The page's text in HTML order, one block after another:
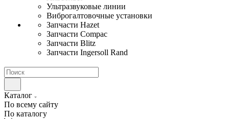
Ультразвуковые линии
Виброгалтовочные установки
Запчасти Hazet
Запчасти Compac
Запчасти Blitz
Запчасти Ingersoll Rand
Каталог
По всему сайту
По каталогу